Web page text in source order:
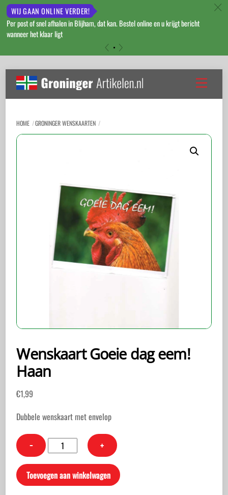
WIJ GAAN ONLINE VERDER!
Per post of snel afhalen in Blijham, dat kan. Bestel online en u krijgt bericht
wanneer het klaar ligt
c
content
Menu
HOME GRONINGER WENSKAARTEN
Wenskaart Goeie dag eem!
Haan
€1,99
Dubbele wenskaart met envelop
−
Wenskaart
Goeie
dag
eem!
+
Toevoegen aan winkelwagen